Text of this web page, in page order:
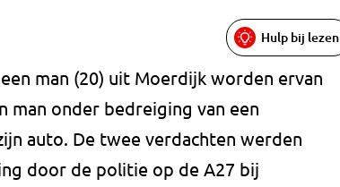
Hulp bij lezen
man (20) uit Moerdijk worden ervan
man onder bedreiging van een
auto. De twee verdachten werden
door de politie op de A27 bij